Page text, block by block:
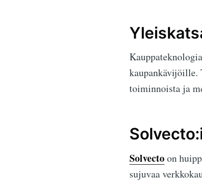
kaupankävijöille.
toiminnoista ja
Solvectoon
sujuvaa